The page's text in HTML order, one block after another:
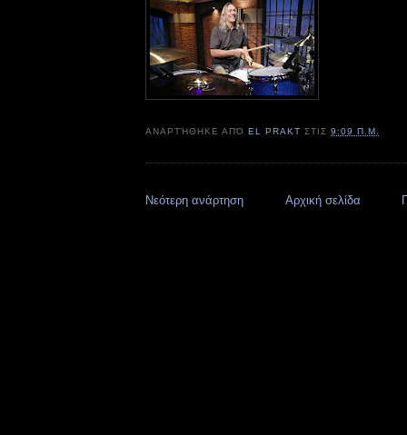
ΑΝΑΡΤΉΘΗΚΕ ΑΠΌEL PRAKT ΣΤΙΣ9:09 Π.Μ.
Νεότερη ανάρτηση Αρχική σελίδα